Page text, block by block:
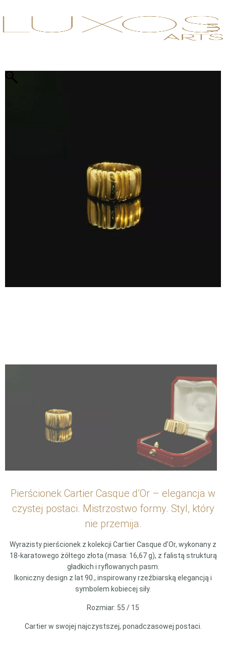
Pierścionek Cartier Casque d’Or – elegancja w
czystej postaci. Mistrzostwo formy. Styl, który
nie przemija.
Wyrazisty pierścionek z kolekcji Cartier Casque d’Or, wykonany z
18-karatowego żółtego złota (masa: 16,67 g), z falistą strukturą
gładkich i ryflowanych pasm.
Ikoniczny design z lat 90., inspirowany rzeźbiarską elegancją i
symbolem kobiecej siły.
Rozmiar: 55 / 15
Cartier w swojej najczystszej, ponadczasowej postaci.